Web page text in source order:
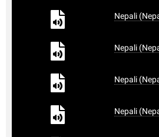
Nepali
Nepali
Nepali
Nepali